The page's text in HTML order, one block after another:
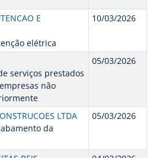
E
elétrica
10/03/2026
serviços prestados
não
05/03/2026
LTDA
da
05/03/2026